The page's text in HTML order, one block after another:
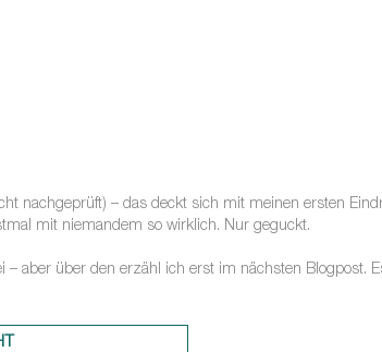
nachgeprüft) – das deckt sich mit meinen ersten
mit niemandem so wirklich. Nur geguckt.
– aber über den erzähl ich erst im nächsten Blogpost.